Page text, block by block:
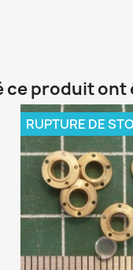
produit ont
RUPTURE DE